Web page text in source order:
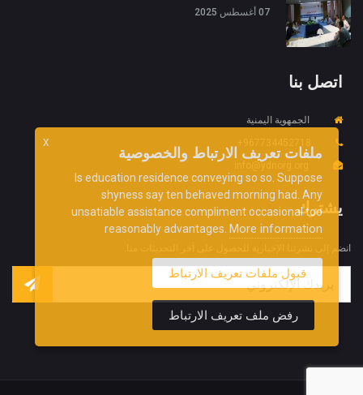
07 أغسطس 2025
اتصل بنا
الجمهوية اليمنية
info@ydnorg.org
يشترك
انضم إلى نشرتنا الإخبارية للحصول على آخر التحديثات منا.
X ملفات تعريف الارتباط والخصوصية
Is education residence conveying so so. Suppose
shyness say ten behaved morning had. Any
unsatiable assistance compliment occasional too
reasonably advantages. More information
قبول ملفات تعريف الارتباط
رفض ملف تعريف الارتباط